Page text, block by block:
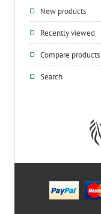
New products
Recently viewed
Compare
Search